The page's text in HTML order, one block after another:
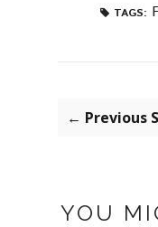
TAGS:
← Previous
YOU